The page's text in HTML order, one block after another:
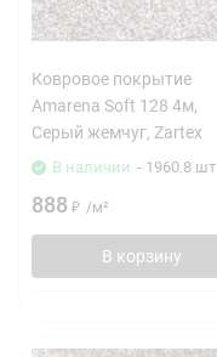
Ковровое покрытие
Amarena Soft 128 4м,
Серый жемчуг, Zartex
В наличии - 1960.8 шт
888 ₽ /м²
В корзину